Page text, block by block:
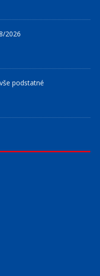
2026
podstatné